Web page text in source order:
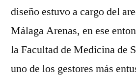
diseño estuvo a cargo del
Málaga Arenas, en ese
la Facultad de Medicina de
uno de los gestores más